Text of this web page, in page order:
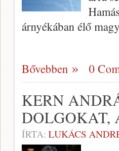
árnyékában élő
Bővebben 0
KERN
DOLGOKAT,
ÍRTA: LUKÁCS